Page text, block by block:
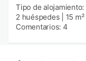
Tipo de
2 huéspedes
15 m²
Comentarios: 4